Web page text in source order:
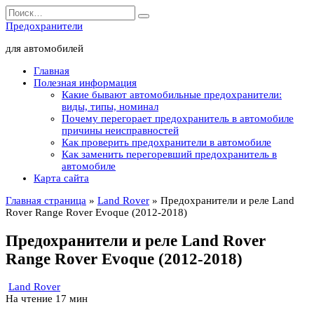
Перейти
к
содержанию
Search
for:
Предохранители
для автомобилей
Главная
Полезная информация
Какие бывают автомобильные предохранители:
виды, типы, номинал
Почему перегорает предохранитель в автомобиле
причины неисправностей
Как проверить предохранители в автомобиле
Как заменить перегоревший предохранитель в
автомобиле
Карта сайта
Главная страница » Land Rover » Предохранители и реле Land
Rover Range Rover Evoque (2012-2018)
Предохранители и реле Land Rover
Range Rover Evoque (2012-2018)
Land Rover
На чтение 17 мин